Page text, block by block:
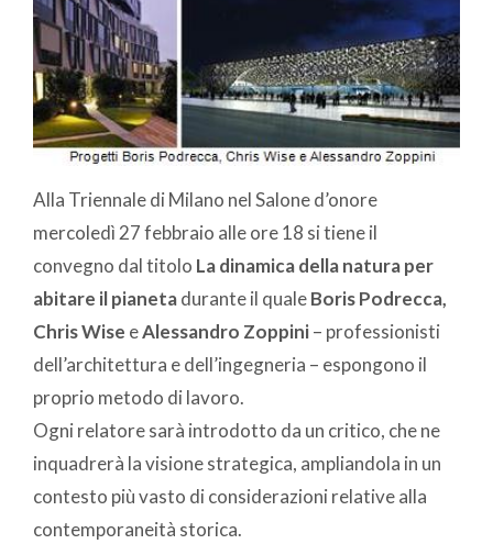
Alla Triennale di Milano nel Salone d’onore
mercoledì 27 febbraio alle ore 18 si tiene il
convegno dal titolo La dinamica della natura per
abitare il pianetadurante il qualeBoris Podrecca,
Chris Wise eAlessandro Zoppini– professionisti
dell’architettura e dell’ingegneria – espongono il
proprio metodo di lavoro.
Ogni relatore sarà introdotto da un critico, che ne
inquadrerà la visione strategica, ampliandola in un
contesto più vasto di considerazioni relative alla
contemporaneità storica.